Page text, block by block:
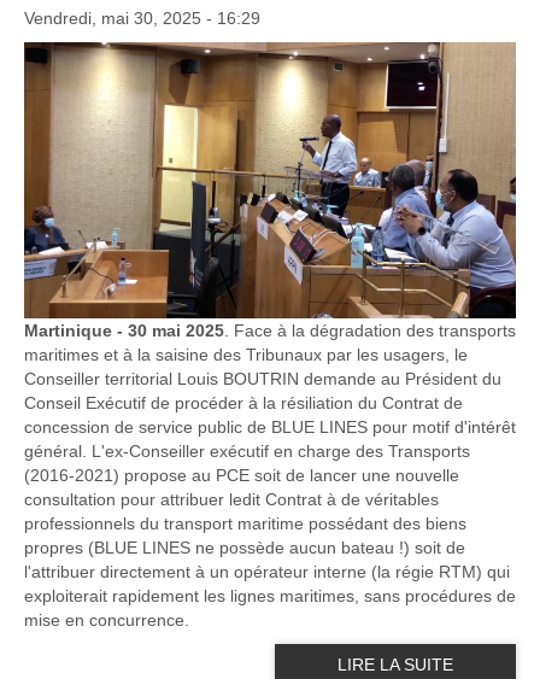
Vendredi, mai 30, 2025 - 16:29
Martinique - 30 mai 2025. Face à la dégradation des transports
maritimes et à la saisine des Tribunaux par les usagers, le
Conseiller territorial Louis BOUTRIN demande au Président du
Conseil Exécutif de procéder à la résiliation du Contrat de
concession de service public de BLUE LINES pour motif d'intérêt
général. L'ex-Conseiller exécutif en charge des Transports
(2016-2021) propose au PCE soit de lancer une nouvelle
consultation pour attribuer ledit Contrat à de véritables
professionnels du transport maritime possédant des biens
propres (BLUE LINES ne possède aucun bateau !) soit de
l'attribuer directement à un opérateur interne (la régie RTM) qui
exploiterait rapidement les lignes maritimes, sans procédures de
mise en concurrence.
LIRE LA SUITE